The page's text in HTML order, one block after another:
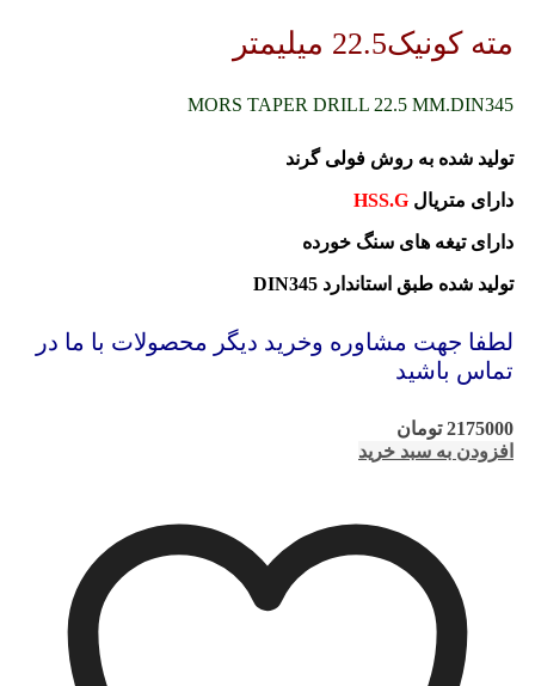
مته کونیک22.5 میلیمتر
MORS TAPER DRILL 22.5 MM.DIN345
تولید شده به روش فولی گرند
دارای متریال HSS.G
دارای تیغه های سنگ خورده
تولید شده طبق استاندارد DIN345
لطفا جهت مشاوره وخرید دیگر محصولات با ما در
تماس باشید
2175000 تومان
افزودن به سبد خرید